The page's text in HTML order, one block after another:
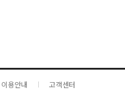
이용안내 고객센터